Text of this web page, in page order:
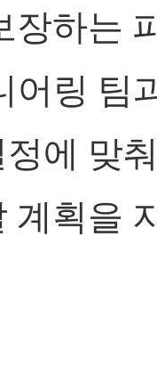
장하는
어링 팀
에 맞
계획을